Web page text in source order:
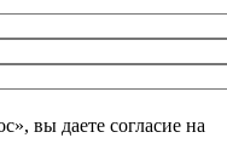
вы даете согласие на